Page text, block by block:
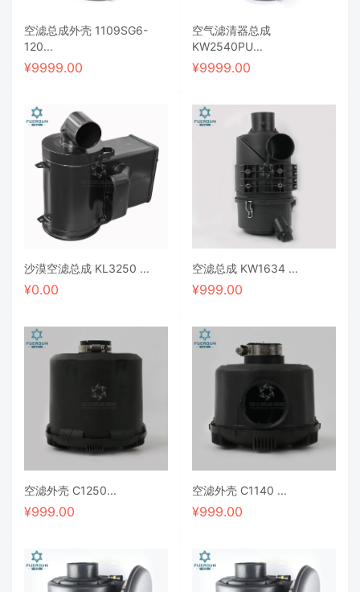
空滤总成外壳 1109SG6-
120...
¥9999.00
空气滤清器总成
KW2540PU...
¥9999.00
沙漠空滤总成 KL3250 ...
¥0.00
空滤总成 KW1634 ...
¥999.00
空滤外壳 C1250...
¥999.00
空滤外壳 C1140 ...
¥999.00